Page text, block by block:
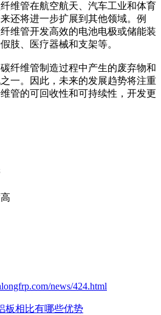
维管在航空航天、汽车工业和体育
还将进一步扩展到其他领域。例
维管开发高效的电池电极或储能装
肢、医疗器械和支架等。
纤维管制造过程中产生的废弃物和
一。因此，未来的发展趋势将注重
管的可回收性和可持续性，开发更
news/424.html
板相比有哪些优势